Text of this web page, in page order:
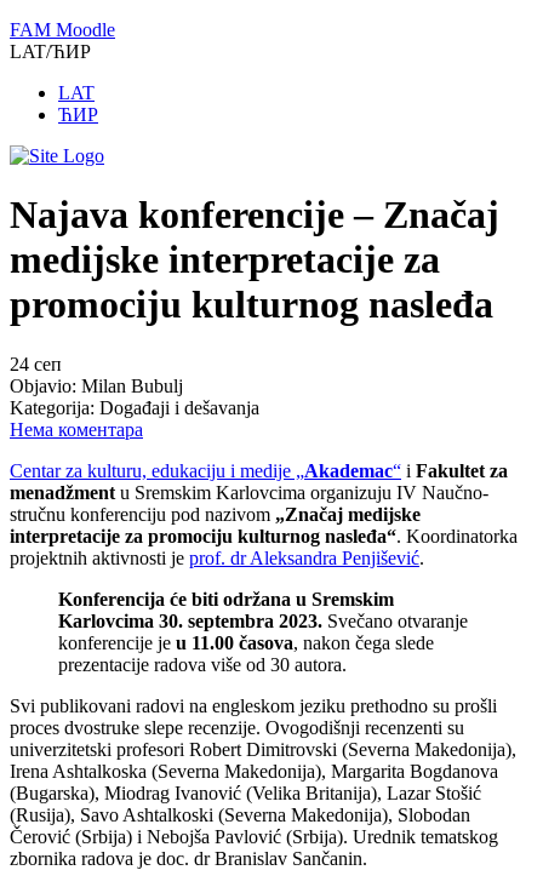
FAM Moodle
LAT/ЋИР
LAT
ЋИР
Najava konferencije – Značaj
medijske interpretacije za
promociju kulturnog nasleđa
24 сеп
Objavio: Milan Bubulj
Kategorija: Događaji i dešavanja
Нема коментара
Centar za kulturu, edukaciju i medije „Akademac“ i Fakultet za
menadžment u Sremskim Karlovcima organizuju IV Naučno-
stručnu konferenciju pod nazivom „Značaj medijske
interpretacije za promociju kulturnog nasleđa“. Koordinatorka
projektnih aktivnosti je prof. dr Aleksandra Penjišević.
Konferencija će biti održana u Sremskim
Karlovcima 30. septembra 2023. Svečano otvaranje
konferencije je u 11.00 časova, nakon čega slede
prezentacije radova više od 30 autora.
Svi publikovani radovi na engleskom jeziku prethodno su prošli
proces dvostruke slepe recenzije. Ovogodišnji recenzenti su
univerzitetski profesori Robert Dimitrovski (Severna Makedonija),
Irena Ashtalkoska (Severna Makedonija), Margarita Bogdanova
(Bugarska), Miodrag Ivanović (Velika Britanija), Lazar Stošić
(Rusija), Savo Ashtalkoski (Severna Makedonija), Slobodan
Čerović (Srbija) i Nebojša Pavlović (Srbija). Urednik tematskog
zbornika radova je doc. dr Branislav Sančanin.